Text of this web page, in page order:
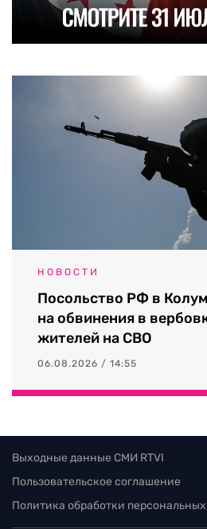
НОВОСТИ
Посольство РФ в
на обвинения в
жителей на СВО
06.08.2026 / 14:55
Выходные данные СМИ RTVI
Пользовательское соглашение
Политика обработки